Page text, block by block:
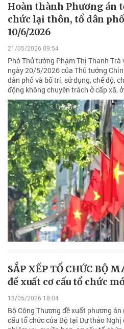
Hoàn thành Phương án
chức lại thôn, tổ dân
10/6/2026
21/05/2026 09:54
Phó Thủ tướng Phạm Thị Thanh Trà
ngày 20/5/2026 của Thủ tướng
dân phố và bố trí, sử dụng, chế độ,
động không chuyên trách ở cấp xã,
SẮP XẾP TỔ CHỨC BỘ
đề xuất cơ cấu tổ chức
18/05/2026 18:04
Bộ Công Thương đề xuất phương
cấu tổ chức của Bộ tại Dự thảo